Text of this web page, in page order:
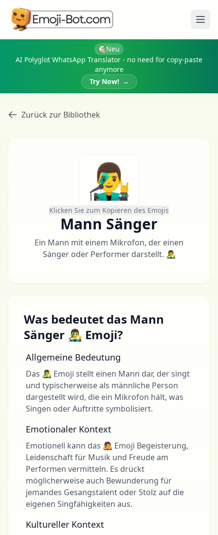
Neu
AI Polyglot WhatsApp Translator - no need for copy-paste
anymore
Try Now! →
Zurück zur Bibliothek
👨‍🎤
Klicken Sie zum Kopieren des Emojis
Mann Sänger
Ein Mann mit einem Mikrofon, der einen
Sänger oder Performer darstellt. 👨‍🎤
Was bedeutet das Mann
Sänger 👨‍🎤 Emoji?
Allgemeine Bedeutung
Das 👨‍🎤 Emoji stellt einen Mann dar, der singt
und typischerweise als männliche Person
dargestellt wird, die ein Mikrofon hält, was
Singen oder Auftritte symbolisiert.
Emotionaler Kontext
Emotionell kann das 🧑‍🎤 Emoji Begeisterung,
Leidenschaft für Musik und Freude am
Performen vermitteln. Es drückt
möglicherweise auch Bewunderung für
jemandes Gesangstalent oder Stolz auf die
eigenen Singfähigkeiten aus.
Kultureller Kontext